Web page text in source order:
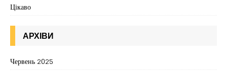
Цікаво
АРХІВИ
Червень 2025